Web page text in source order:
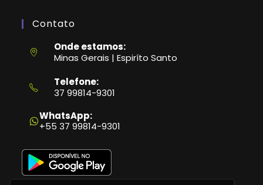
Contato
Onde estamos:
Minas Gerais | Espiríto Santo
Telefone:
37 99814-9301
em
seu
aplicativo
WhatsApp:
+55 37 99814-9301